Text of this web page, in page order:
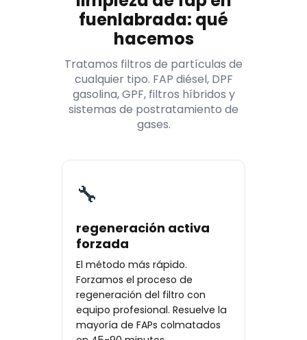
fuenlabrada: qué
hacemos
Tratamos filtros de partículas de
cualquier tipo. FAP diésel, DPF
gasolina, GPF, filtros híbridos y
sistemas de postratamiento de
gases.
🔧
regeneración activa
forzada
El método más rápido.
Forzamos el proceso de
regeneración del filtro con
equipo profesional. Resuelve la
mayoría de FAPs colmatados